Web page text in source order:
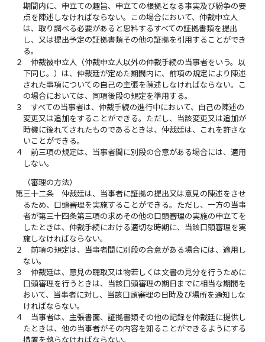
期間内に、申立ての趣旨、申立ての根拠となる事実及び紛争の要
点を陳述しなければならない。この場合において、仲裁申立人
は、取り調べる必要があると思料するすべての証拠書類を提出
し、又は提出予定の証拠書類その他の証拠を引用することができ
る。
２
仲裁被申立人（仲裁申立人以外の仲裁手続の当事者をいう。以
下同じ。）は、仲裁廷が定めた期間内に、前項の規定により陳述
された事項についての自己の主張を陳述しなければならない。こ
の場合においては、同項後段の規定を準用する。
３
すべての当事者は、仲裁手続の進行中において、自己の陳述の
変更又は追加をすることができる。ただし、当該変更又は追加が
時機に後れてされたものであるときは、仲裁廷は、これを許さな
いことができる。
４
前三項の規定は、当事者間に別段の合意がある場合には、適用
しない。
（審理の方法）
第三十二条
仲裁廷は、当事者に証拠の提出又は意見の陳述をさせ
るため、口頭審理を実施することができる。ただし、一方の当事
者が第三十四条第三項の求めその他の口頭審理の実施の申立てを
したときは、仲裁手続における適切な時期に、当該口頭審理を実
施しなければならない。
２
前項の規定は、当事者間に別段の合意がある場合には、適用し
ない。
３
仲裁廷は、意見の聴取又は物若しくは文書の見分を行うために
口頭審理を行うときは、当該口頭審理の期日までに相当な期間を
おいて、当事者に対し、当該口頭審理の日時及び場所を通知しな
ければならない。
４
当事者は、主張書面、証拠書類その他の記録を仲裁廷に提供し
たときは、他の当事者がその内容を知ることができるようにする
措置を執らなければならない。